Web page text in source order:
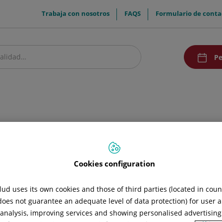
menuTop
Trabaja con nosotros FAQS Formulario de
Cookies configuration
uses its own cookies and those of third parties (located in
not guarantee an adequate level of data protection) for user
improving services and showing personalised